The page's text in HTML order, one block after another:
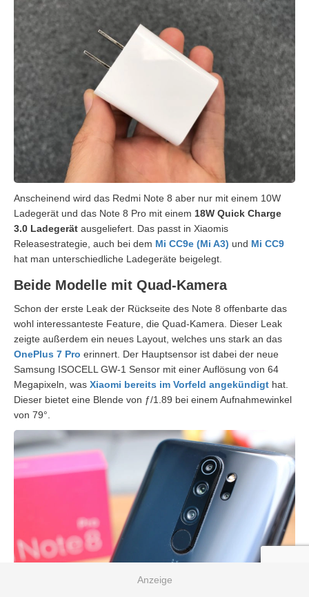
Anscheinend wird das Redmi Note 8 aber nur mit einem 10W
Ladegerät und das Note 8 Pro mit einem 18W Quick Charge
3.0 Ladegerät ausgeliefert. Das passt in Xiaomis
Releasestrategie, auch bei dem Mi CC9e (Mi A3) und Mi CC9
hat man unterschiedliche Ladegeräte beigelegt.
Beide Modelle mit Quad-Kamera
Schon der erste Leak der Rückseite des Note 8 offenbarte das
wohl interessanteste Feature, die Quad-Kamera. Dieser Leak
zeigte außerdem ein neues Layout, welches uns stark an das
OnePlus 7 Pro erinnert. Der Hauptsensor ist dabei der neue
Samsung ISOCELL GW-1 Sensor mit einer Auflösung von 64
Megapixeln, was Xiaomi bereits im Vorfeld angekündigt hat.
Dieser bietet eine Blende von ƒ/1.89 bei einem Aufnahmewinkel
von 79°.